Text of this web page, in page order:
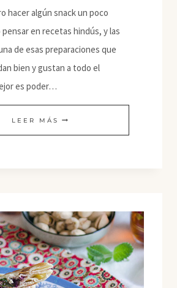
hacer algún snack un poco
en recetas hindús, y las
de esas preparaciones que
bien y gustan a todo el
es poder…
LEER MÁS PAKORAS
DE